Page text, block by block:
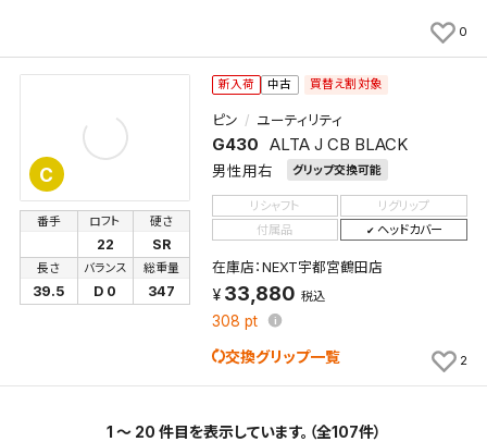
0
C
新入荷 中古 買替え割対象
ピン ユーティリティ
G430 ALTA J CB BLACK
男性用右 グリップ交換可能
番手 ロフト
22
硬さ
SR
長さ
39.5
バランス
D 0
総重量
347
リシャフト
リグリップ
付属品
ヘッドカバー
在庫店：NEXT宇都宮鶴田店
33,880 税込
308 pt
交換グリップ一覧 2
1 ～ 20 件目を表示しています。（全107件）